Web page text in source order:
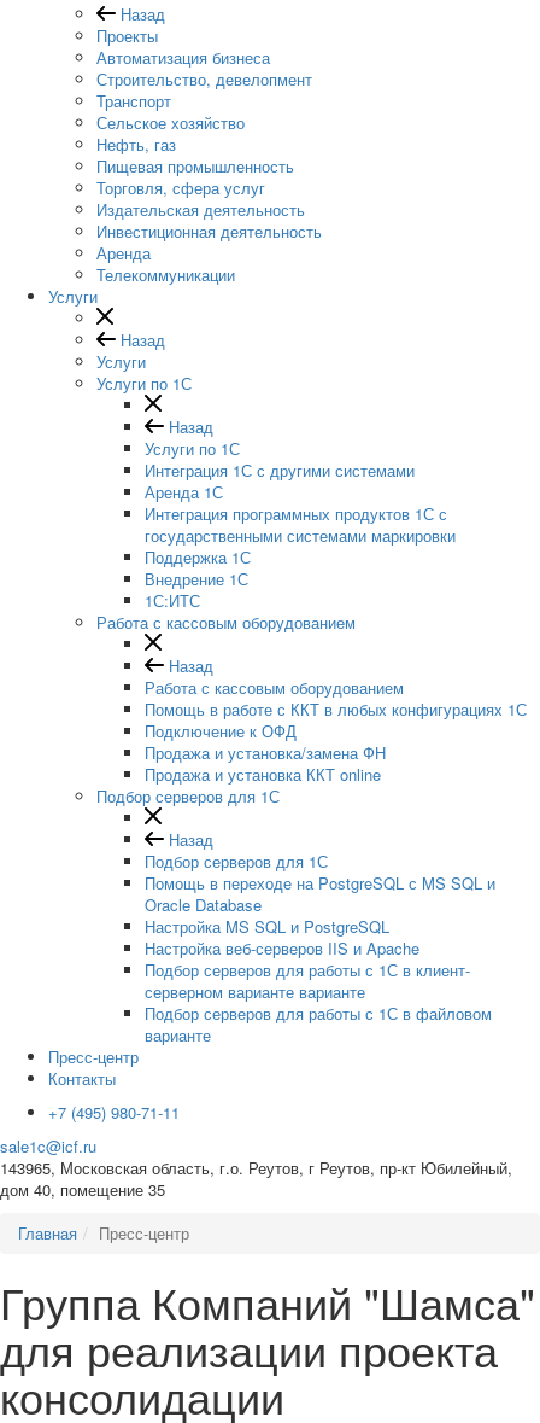
Назад
Проекты
Автоматизация бизнеса
Строительство, девелопмент
Транспорт
Сельское хозяйство
Нефть, газ
Пищевая промышленность
Торговля, сфера услуг
Издательская деятельность
Инвестиционная деятельность
Аренда
Телекоммуникации
Услуги
Назад
Услуги
Услуги по 1С
Назад
Услуги по 1С
Интеграция 1С с другими системами
Аренда 1С
Интеграция программных продуктов 1С с
государственными системами маркировки
Поддержка 1С
Внедрение 1С
1С:ИТС
Работа с кассовым оборудованием
Назад
Работа с кассовым оборудованием
Помощь в работе с ККТ в любых конфигурациях 1С
Подключение к ОФД
Продажа и установка/замена ФН
Продажа и установка ККТ online
Подбор серверов для 1С
Назад
Подбор серверов для 1С
Помощь в переходе на PostgreSQL с MS SQL и
Oracle Database
Настройка MS SQL и PostgreSQL
Настройка веб-серверов IIS и Apache
Подбор серверов для работы с 1С в клиент-
серверном варианте варианте
Подбор серверов для работы с 1С в файловом
варианте
Пресс-центр
Контакты
+7 (495) 980-71-11
sale1c@icf.ru
143965, Московская область, г.о. Реутов, г Реутов, пр-кт Юбилейный,
дом 40, помещение 35
Главная
Пресс-центр
Группа Компаний "Шамса"
для реализации проекта
консолидации